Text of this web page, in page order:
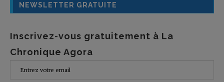
NEWSLETTER GRATUITE
Inscrivez-vous gratuitement à La
Chronique Agora